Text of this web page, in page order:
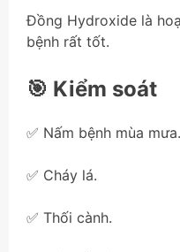
Đồng Hydroxide là
bệnh rất tốt.
🎯 Kiểm soát
✅ Nấm bệnh mùa mưa.
✅ Cháy lá.
✅ Thối cành.